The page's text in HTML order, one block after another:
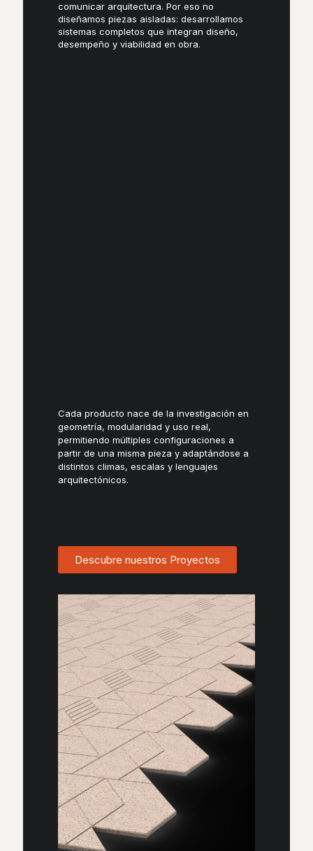
comunicar arquitectura. Por eso no
diseñamos piezas aisladas: desarrollamos
sistemas completos que integran diseño,
desempeño y viabilidad en obra.
Cada producto nace de la investigación en
geometría, modularidad y uso real,
permitiendo múltiples configuraciones a
partir de una misma pieza y adaptándose a
distintos climas, escalas y lenguajes
arquitectónicos.
Descubre nuestros Proyectos